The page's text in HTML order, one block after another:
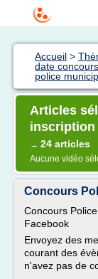
Accueil >
date
police
Articles
inscription
→ 24 articles
Aucune vidéo
Concours
Concours
Facebook
Envoyez des
courant des
n'avez pas de